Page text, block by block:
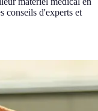
conseils d'experts et